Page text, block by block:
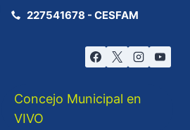
227541678 - CESFAM
Concejo Municipal en
VIVO